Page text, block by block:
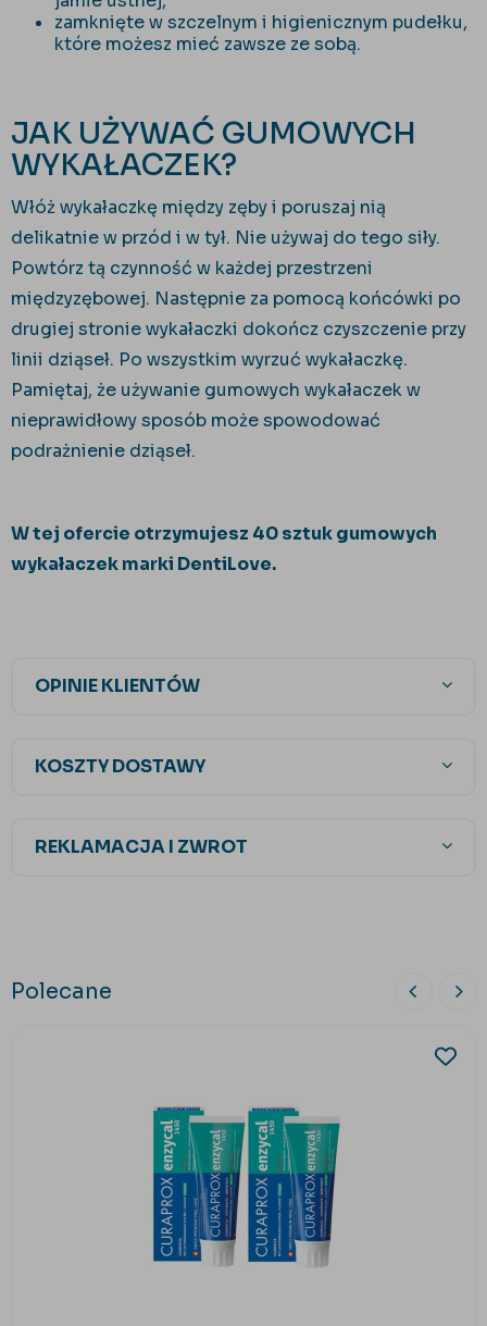
zamknięte w szczelnym i higienicznym pudełku,
które możesz mieć zawsze ze sobą.
JAK UŻYWAĆ GUMOWYCH
WYKAŁACZEK?
Włóż wykałaczkę między zęby i poruszaj nią
delikatnie w przód i w tył. Nie używaj do tego siły.
Powtórz tą czynność w każdej przestrzeni
międzyzębowej. Następnie za pomocą końcówki po
drugiej stronie wykałaczki dokończ czyszczenie przy
linii dziąseł. Po wszystkim wyrzuć wykałaczkę.
Pamiętaj, że używanie gumowych wykałaczek w
nieprawidłowy sposób może spowodować
podrażnienie dziąseł.
W tej ofercie otrzymujesz 40 sztuk gumowych
wykałaczek marki DentiLove.
OPINIE KLIENTÓW
KOSZTY DOSTAWY
REKLAMACJA I ZWROT
Polecane